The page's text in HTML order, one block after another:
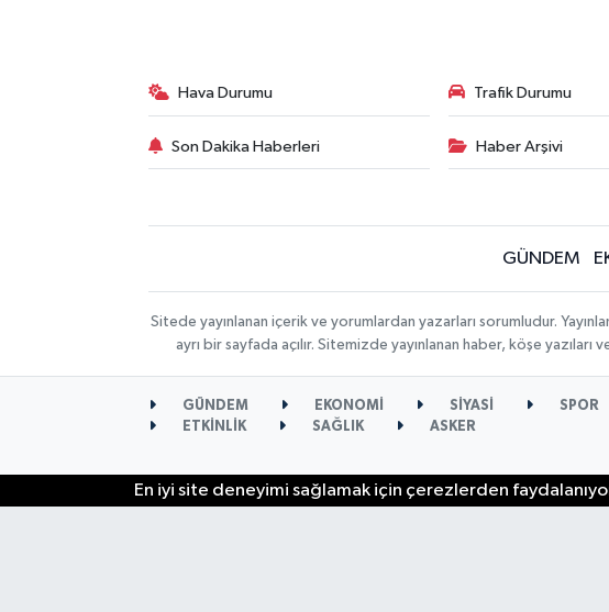
Hava Durumu Trafik Durumu
Son Dakika Haberleri Haber Arşivi
GÜNDEM
Sitede yayınlanan içerik ve yorumlardan yazarları sorumludur.
ayrı bir sayfada açılır. Sitemizde yayınlanan haber, köşe
GÜNDEM EKONOMİ SİYASİ SPOR
ETKİNLİK
SAĞLIK ASKER
En iyi site deneyimi sağlamak için çerezlerden